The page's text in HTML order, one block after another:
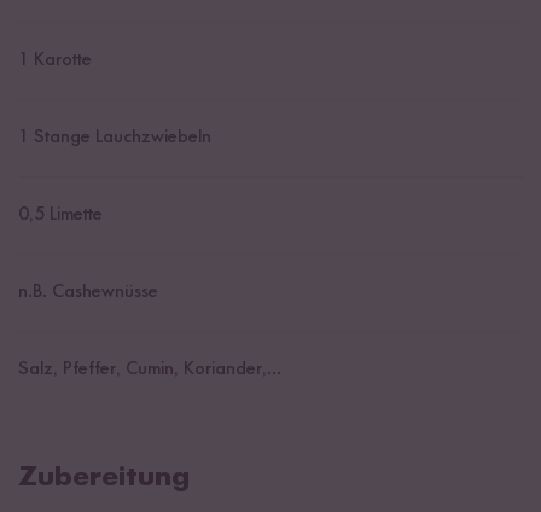
1 Karotte
1 Stange Lauchzwiebeln
0,5 Limette
n.B. Cashewnüsse
Salz, Pfeffer, Cumin, Koriander,...
Zubereitung